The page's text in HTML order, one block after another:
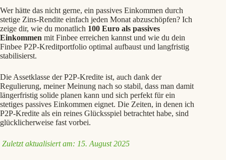
Wer hätte das nicht gerne, ein passives Einkommen durch
stetige Zins-Rendite einfach jeden Monat abzuschöpfen? Ich
zeige dir, wie du monatlich 100 Euro als passives
Einkommen mit Finbee erreichen kannst und wie du dein
Finbee P2P-Kreditportfolio optimal aufbaust und langfristig
stabilisierst.
Die Assetklasse der P2P-Kredite ist, auch dank der
Regulierung, meiner Meinung nach so stabil, dass man damit
längerfristig solide planen kann und sich perfekt für ein
stetiges passives Einkommen eignet. Die Zeiten, in denen ich
P2P-Kredite als ein reines Glücksspiel betrachtet habe, sind
glücklicherweise fast vorbei.
Zuletzt aktualisiert am: 15. August 2025